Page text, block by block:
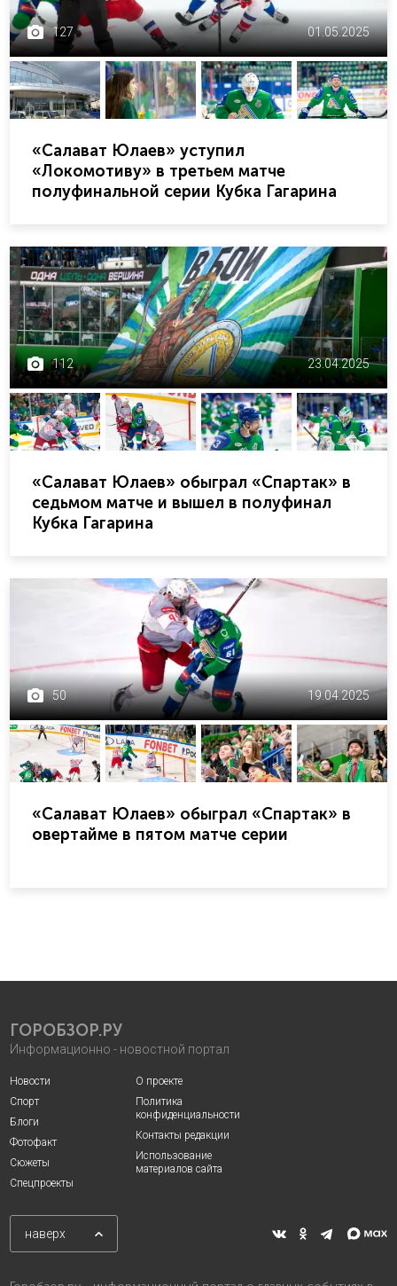
127 01.05.2025
«Салават Юлаев» уступил
«Локомотиву» в третьем матче
полуфинальной серии Кубка Гагарина
112 23.04.2025
«Салават Юлаев» обыграл «Спартак» в
седьмом матче и вышел в полуфинал
Кубка Гагарина
50 19.04.2025
«Салават Юлаев» обыграл «Спартак» в
овертайме в пятом матче серии
ГОРОБЗОР.РУ
Информационно - новостной портал
Новости
Спорт
Блоги
Фотофакт
Сюжеты
Спецпроекты
О проекте
Политика
конфиденциальности
Контакты редакции
Использование
материалов сайта
наверх